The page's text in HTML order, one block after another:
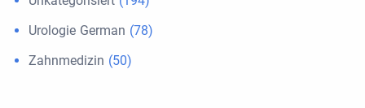
Urologie German (78)
Zahnmedizin (50)